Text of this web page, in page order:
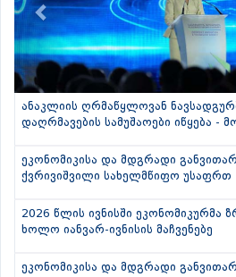
ანაკლიის ღრმაწყლოვან
დაღრმავების სამუშაოები იწყება -
ეკონომიკისა და მდგრადი
ქვრივიშვილი სახელმწიფო უსაფრთ
2026 წლის ივნისში ეკონომიკურმა
ხოლო იანვარ-ივნისის მაჩვენებე
ეკონომიკისა და მდგრადი